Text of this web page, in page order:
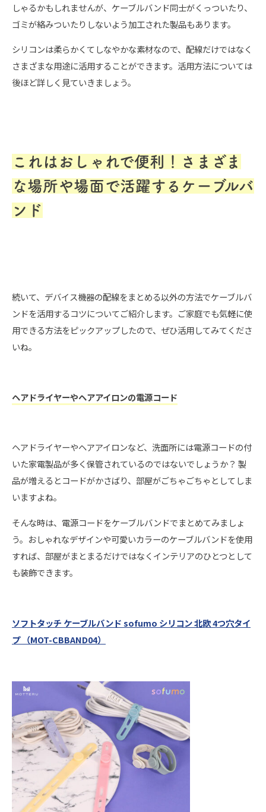
しゃるかもしれませんが、ケーブルバンド同士がくっついたり、
ゴミが絡みついたりしないよう加工された製品もあります。
シリコンは柔らかくてしなやかな素材なので、配線だけではなく
さまざまな用途に活用することができます。活用方法については
後ほど詳しく見ていきましょう。
これはおしゃれで便利！さまざま
な場所や場面で活躍するケーブルバ
ンド
続いて、デバイス機器の配線をまとめる以外の方法でケーブルバ
ンドを活用するコツについてご紹介します。ご家庭でも気軽に使
用できる方法をピックアップしたので、ぜひ活用してみてくださ
いね。
ヘアドライヤーやヘアアイロンの電源コード
ヘアドライヤーやヘアアイロンなど、洗面所には電源コードの付
いた家電製品が多く保管されているのではないでしょうか？ 製
品が増えるとコードがかさばり、部屋がごちゃごちゃとしてしま
いますよね。
そんな時は、電源コードをケーブルバンドでまとめてみましょ
う。おしゃれなデザインや可愛いカラーのケーブルバンドを使用
すれば、部屋がまとまるだけではなくインテリアのひとつとして
も装飾できます。
ソフトタッチ ケーブルバンド sofumo シリコン 北欧 4つ穴タイ
プ （MOT-CBBAND04）